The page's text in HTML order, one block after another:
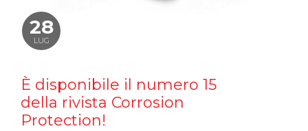
28
LUG
È disponibile il numero 15
della rivista Corrosion
Protection!